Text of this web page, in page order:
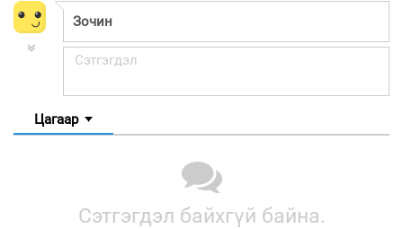
Цагаар
Сэтгэгдэл байхгүй байна.